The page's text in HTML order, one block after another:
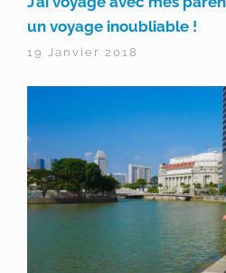
un voyage inoubliable !
19 Janvier 2018